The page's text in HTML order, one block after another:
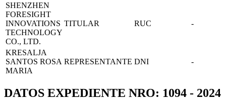
SHENZHEN
FORESIGHT
INNOVATIONS
TECHNOLOGY
CO., LTD.
TITULAR RUC -
KRESALJA
SANTOS ROSA
MARIA
REPRESENTANTE DNI -
DATOS EXPEDIENTE NRO: 1094 - 2024